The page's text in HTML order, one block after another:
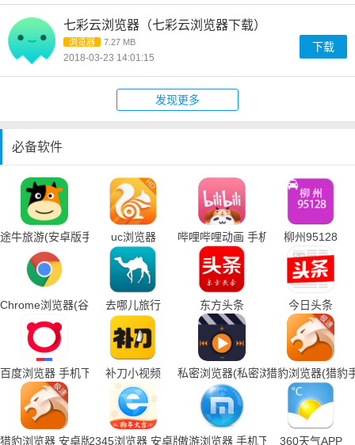
七彩云浏览器（七彩云浏览器下载）
浏览器 7.27 MB
2018-03-23 14:01:15
下载
发现更多
必备软件
途牛旅游(安卓版手机下载)uc浏览器 哔哩哔哩动画 手机下载柳州95128
Chrome浏览器(谷歌浏览器手机下载)
去哪儿旅行 东方头条 今日头条
百度浏览器 手机下载 补刀小视频 私密浏览器(私密浏览器手机下载)
猎豹浏览器(猎豹
猎豹浏览器 安卓版2345浏览器 安卓版傲游浏览器 手机下载360天气APP